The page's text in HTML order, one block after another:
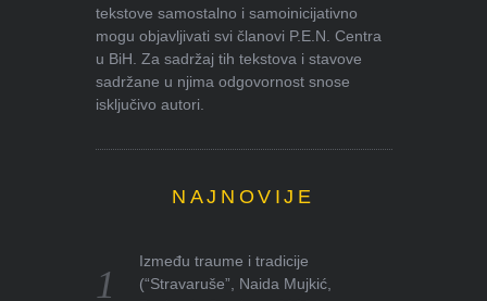
tekstove samostalno i samoinicijativno
mogu objavljivati svi članovi P.E.N. Centra
u BiH. Za sadržaj tih tekstova i stavove
sadržane u njima odgovornost snose
isključivo autori.
NAJNOVIJE
Između traume i tradicije
(“Stravaruše”, Naida Mujkić,